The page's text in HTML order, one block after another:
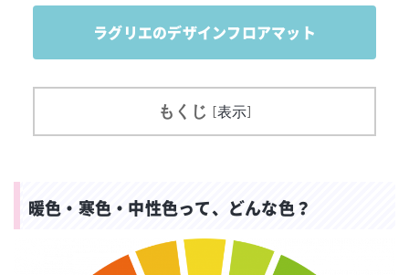
ラグリエのデザインフロアマット
もくじ [表示]
暖色・寒色・中性色って、どんな色？